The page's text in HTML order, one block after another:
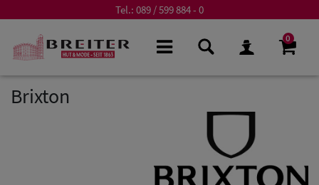
Tel.: 089 / 599 884 - 0
0
Brixton